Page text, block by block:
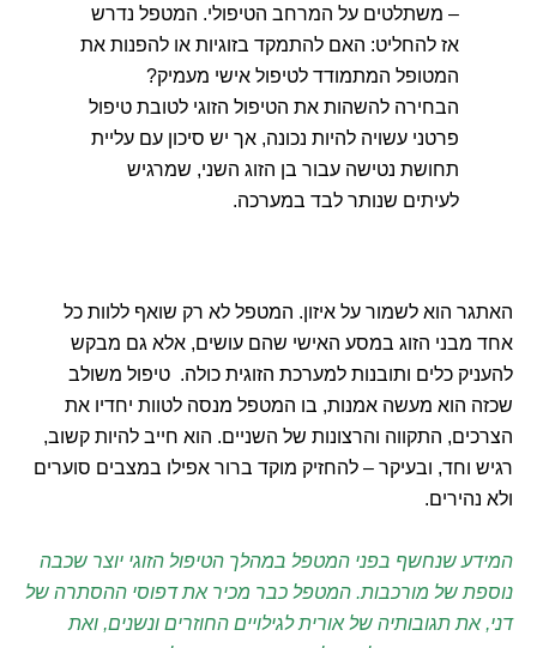
– משתלטים על המרחב הטיפולי. המטפל נדרש
אז להחליט: האם להתמקד בזוגיות או להפנות את
המטופל המתמודד לטיפול אישי מעמיק?
הבחירה להשהות את הטיפול הזוגי לטובת טיפול
פרטני עשויה להיות נכונה, אך יש סיכון עם עליית
תחושת נטישה עבור בן הזוג השני, שמרגיש
לעיתים שנותר לבד במערכה.
האתגר הוא לשמור על איזון. המטפל לא רק שואף ללוות כל
אחד מבני הזוג במסע האישי שהם עושים, אלא גם מבקש
להעניק כלים ותובנות למערכת הזוגית כולה. טיפול משולב
שכזה הוא מעשה אמנות, בו המטפל מנסה לטוות יחדיו את
הצרכים, התקווה והרצונות של השניים. הוא חייב להיות קשוב,
רגיש וחד, ובעיקר – להחזיק מוקד ברור אפילו במצבים סוערים
ולא נהירים.
המידע שנחשף בפני המטפל במהלך הטיפול הזוגי יוצר שכבה
נוספת של מורכבות. המטפל כבר מכיר את דפוסי ההסתרה של
דני, את תגובותיה של אורית לגילויים החוזרים ונשנים, ואת